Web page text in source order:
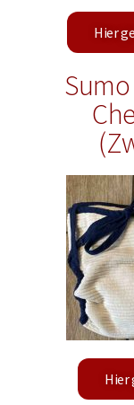
Hier
Hier